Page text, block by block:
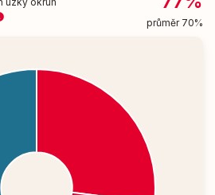
průměr 70%